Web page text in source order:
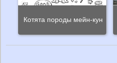
Котята породы мейн-кун